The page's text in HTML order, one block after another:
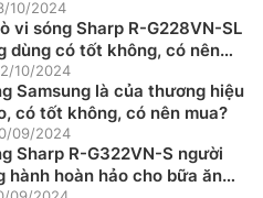
10/2024
vi sóng Sharp R-G228VN-SL
dùng có tốt không, có nên
10/2024
Samsung là của thương hiệu
có tốt không, có nên mua?
09/2024
Sharp R-G322VN-S người
hành hoàn hảo cho bữa ăn